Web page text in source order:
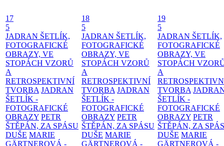
17
5
JADRAN ŠETLÍK,
FOTOGRAFICKÉ
OBRAZY, VE
STOPÁCH VZORŮ
A
RETROSPEKTIVNÍ
TVORBA JADRAN
ŠETLÍK -
FOTOGRAFICKÉ
OBRAZY PETR
ŠTĚPÁN, ZA SPÁSU
DUŠE MARIE
GÄRTNEROVÁ -
18
5
JADRAN ŠETLÍK,
FOTOGRAFICKÉ
OBRAZY, VE
STOPÁCH VZORŮ
A
RETROSPEKTIVNÍ
TVORBA JADRAN
ŠETLÍK -
FOTOGRAFICKÉ
OBRAZY PETR
ŠTĚPÁN, ZA SPÁSU
DUŠE MARIE
GÄRTNEROVÁ -
19
5
JADRAN ŠETLÍK,
FOTOGRAFICKÉ
OBRAZY, VE
STOPÁCH
A
TVORBA
ŠETLÍK -
FOTOGRAFICKÉ
OBRAZY PETR
ŠTĚPÁN, ZA
DUŠE MARIE
GÄRTNEROVÁ -